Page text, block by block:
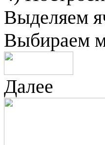
Выделяем
Выбираем
Далее